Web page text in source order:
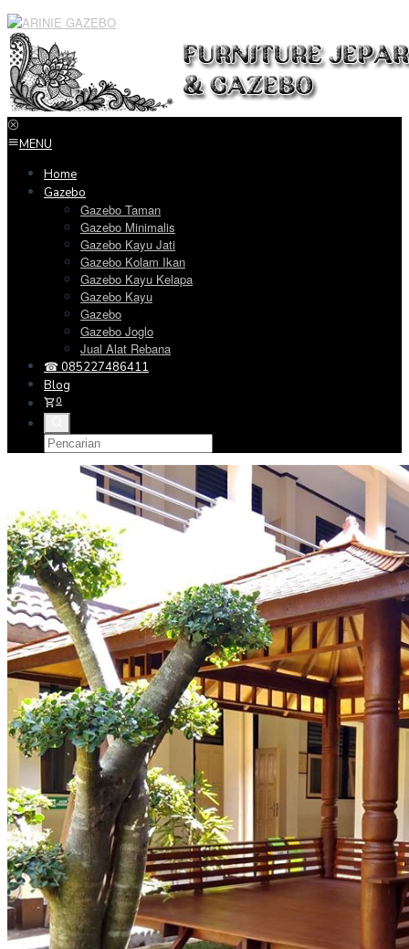
Loncat
ke
konten
MENU
Home
Gazebo
Gazebo Taman
Gazebo Minimalis
Gazebo Kayu Jati
Gazebo Kolam Ikan
Gazebo Kayu Kelapa
Gazebo Kayu
Gazebo
Gazebo Joglo
Jual Alat Rebana
☎ 085227486411
Blog
0